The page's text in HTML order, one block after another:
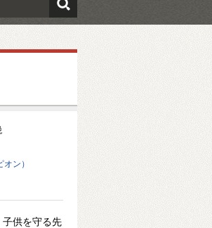
検索
ン）
供を守る先